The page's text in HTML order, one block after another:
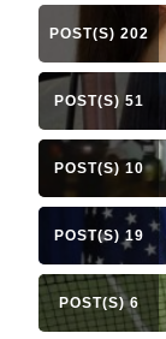
202 POST(S)
51 POST(S)
10 POST(S)
19 POST(S)
6 POST(S)